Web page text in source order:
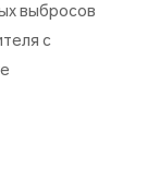
выбросов
с